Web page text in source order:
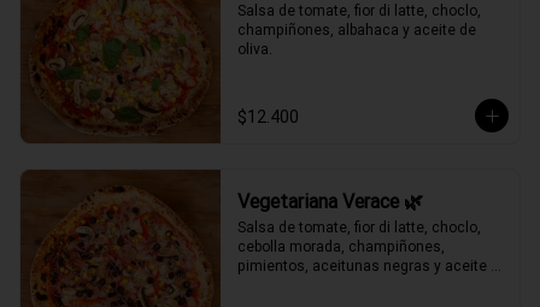
Salsa de tomate, fior di latte, choclo,
champiñones, albahaca y aceite de
oliva.
$12.400
Vegetariana Verace 🌿
Salsa de tomate, fior di latte, choclo,
cebolla morada, champiñones,
pimientos, aceitunas negras y aceite